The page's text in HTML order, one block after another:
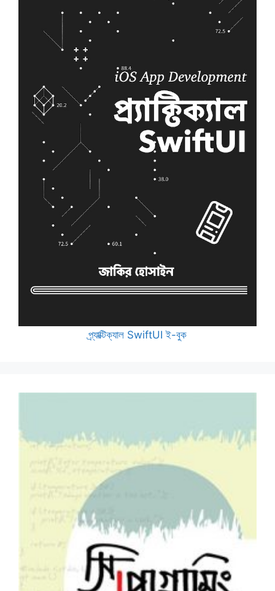
প্র্যাক্টিক্যাল SwiftUI ই-বুক